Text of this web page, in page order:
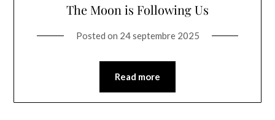
The Moon is Following Us
Posted on 24 septembre 2025
Read more